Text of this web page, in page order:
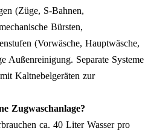
(Züge, S-Bahnen,
Bürsten,
(Vorwäsche, Hauptwäsche,
Außenreinigung. Separate Systeme
Kaltnebelgeräten zur
Zugwaschanlage?
ca. 40 Liter Wasser pro